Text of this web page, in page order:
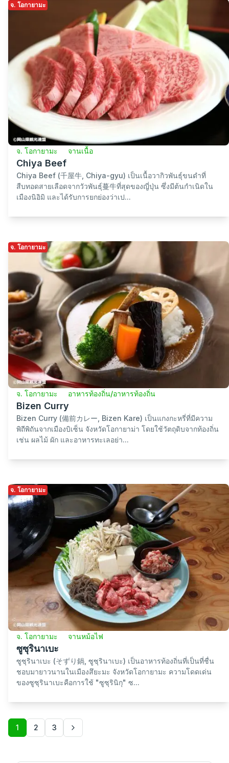
จ. โอกายามะ
จ. โอกายามะ จานเนื้อ
Chiya Beef
Chiya Beef (千屋牛, Chiya-gyu) เป็นเนื้อวากิวพันธุ์ขนดำที่
สืบทอดสายเลือดจากวัวพันธุ์蔓牛ที่สุดของญี่ปุ่น ซึ่งมีต้นกำเนิดใน
เมืองนิอิมิ และได้รับการยกย่องว่าเป...
จ. โอกายามะ
จ. โอกายามะ อาหารท้องถิ่น/อาหารท้องถิ่น
Bizen Curry
Bizen Curry (備前カレー, Bizen Kare) เป็นแกงกะหรี่ที่มีความ
พิถีพิถันจากเมืองบิเซ็น จังหวัดโอกายาม่า โดยใช้วัตถุดิบจากท้องถิ่น
เช่น ผลไม้ ผัก และอาหารทะเลอย่า...
จ. โอกายามะ
จ. โอกายามะ จานหม้อไฟ
ซูซุรินาเบะ
ซูซุรินาเบะ (そずり鍋, ซูซุรินาเบะ) เป็นอาหารท้องถิ่นที่เป็นที่ชื่น
ชอบมายาวนานในเมืองสึยะมะ จังหวัดโอกายามะ ความโดดเด่น
ของซูซุรินาเบะคือการใช้ "ซูซุรินิกุ" ซ...
1 2 3